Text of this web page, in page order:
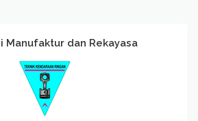
Manufaktur dan Rekayasa